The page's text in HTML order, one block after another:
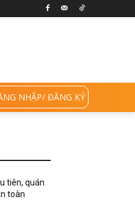
NHẬP/ ĐĂNG KÝ
tiên, quán
toàn